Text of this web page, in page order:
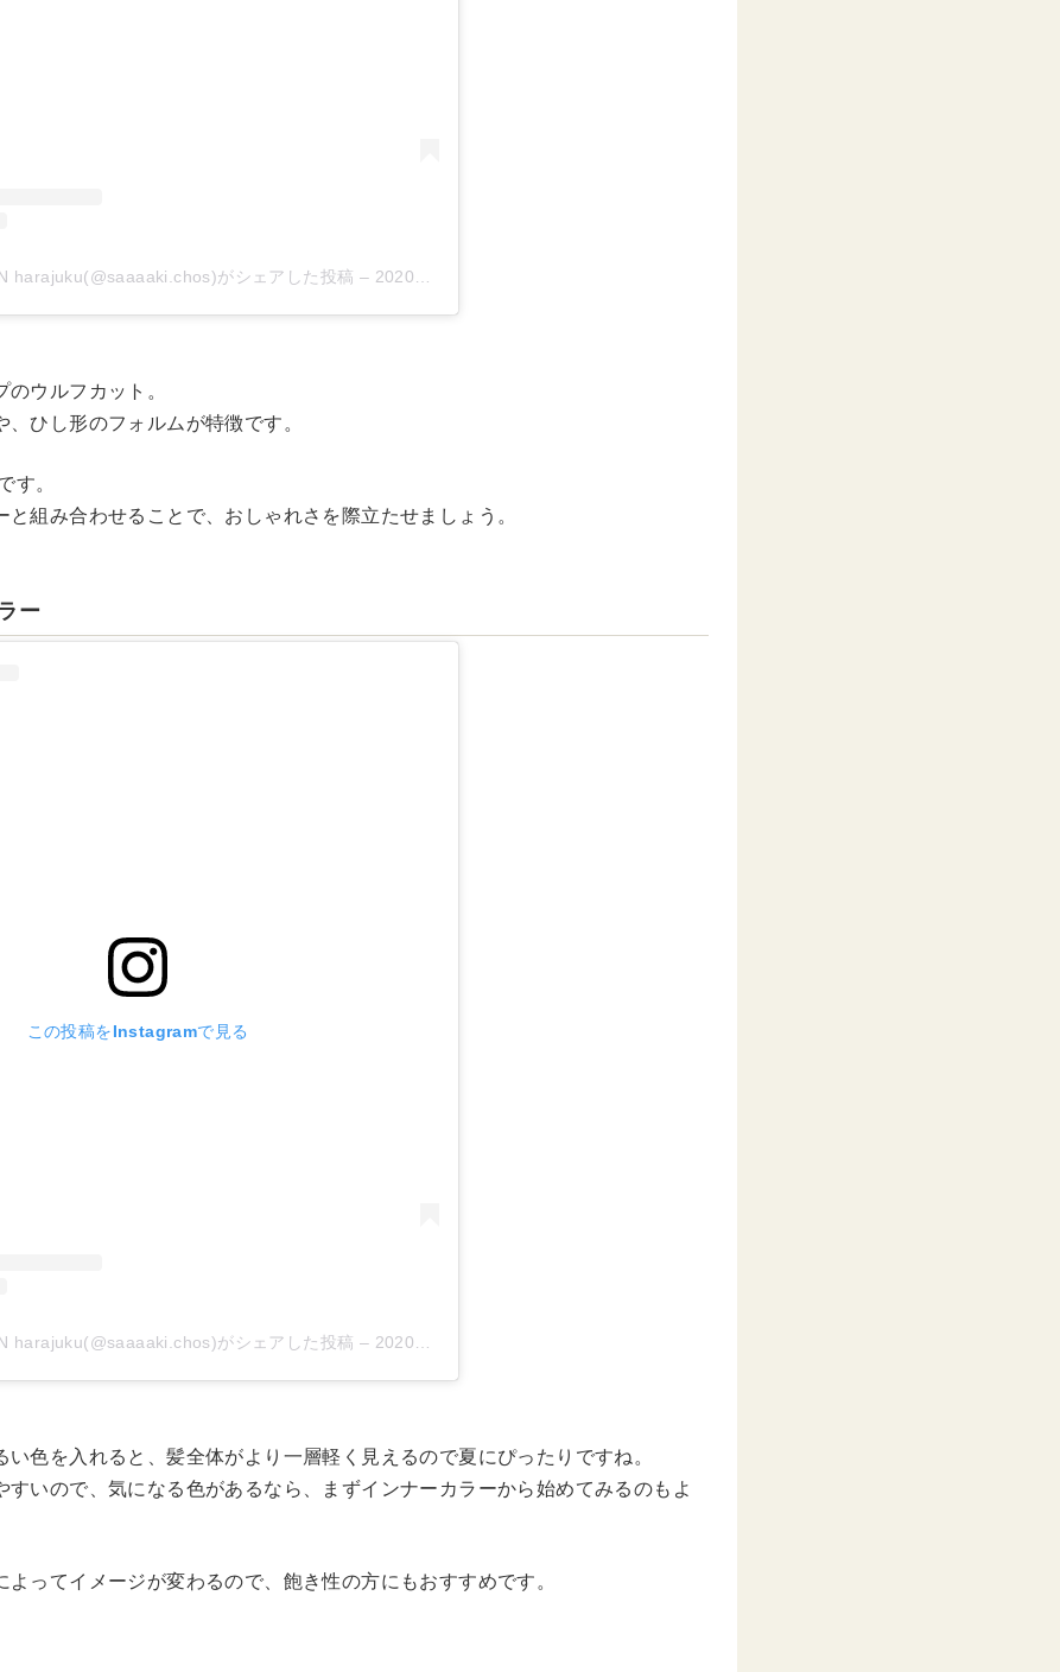
harajuku(@saaaaki.chos)がシェアした投稿 – 2020年 5月月23日午前3時54分PDT
ウルフカット。
ひし形のフォルムが特徴です。
す。
組み合わせることで、おしゃれさを際立たせましょう。
ー
この投稿をInstagramで見る
harajuku(@saaaaki.chos)がシェアした投稿 – 2020年 4月月25日午後8時41分PDT
色を入れると、髪全体がより一層軽く見えるので夏にぴったりですね。
すいので、気になる色があるなら、まずインナーカラーから始めてみるのもよ
よってイメージが変わるので、飽き性の方にもおすすめです。